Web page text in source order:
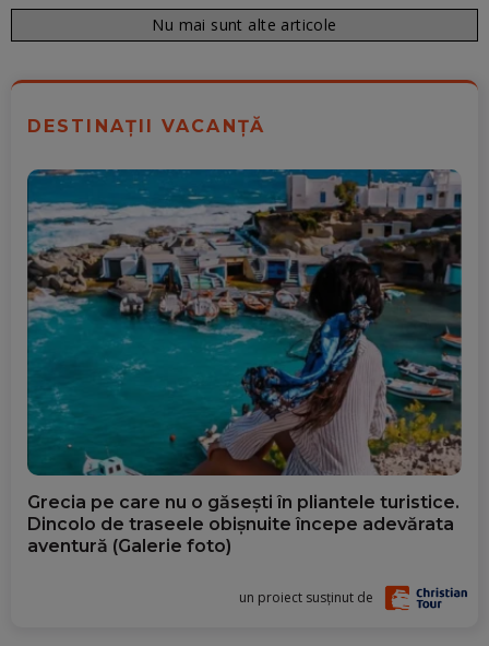
Nu mai sunt alte articole
DESTINAȚII VACANȚĂ
Grecia pe care nu o găsești în pliantele turistice.
Dincolo de traseele obișnuite începe adevărata
aventură (Galerie foto)
un proiect susținut de